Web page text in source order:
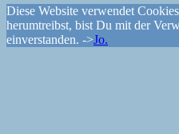
Diese Website verwendet
herumtreibst, bist Du mit der
einverstanden. ->Jo.